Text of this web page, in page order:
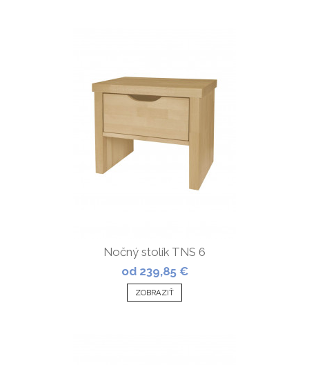
Nočný stolík TNS 6
od 239,85 €
ZOBRAZIŤ